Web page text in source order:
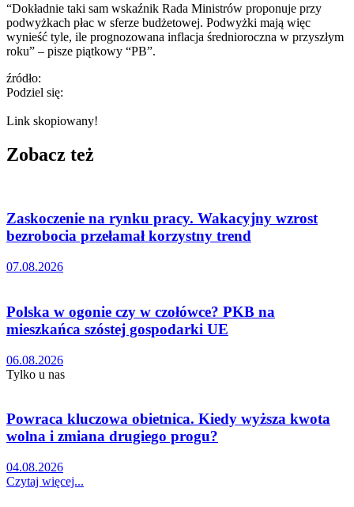
“Dokładnie taki sam wskaźnik Rada Ministrów proponuje przy
podwyżkach płac w sferze budżetowej. Podwyżki mają więc
wynieść tyle, ile prognozowana inflacja średnioroczna w przyszłym
roku” – pisze piątkowy “PB”.
źródło:
Podziel się:
Link skopiowany!
Zobacz też
Zaskoczenie na rynku pracy. Wakacyjny wzrost
bezrobocia przełamał korzystny trend
07.08.2026
Polska w ogonie czy w czołówce? PKB na
mieszkańca szóstej gospodarki UE
06.08.2026
Tylko u nas
Powraca kluczowa obietnica. Kiedy wyższa kwota
wolna i zmiana drugiego progu?
04.08.2026
Czytaj więcej...